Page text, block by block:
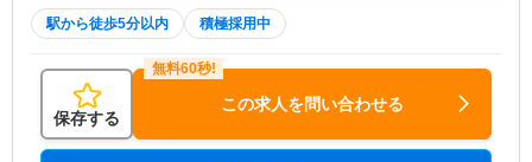
駅から徒歩5分以内 積極採用中
保存する
この求人を問い合わせる